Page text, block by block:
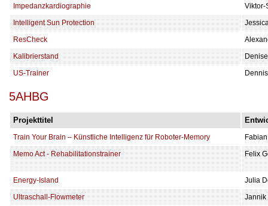
Impedanzkardiographie
Viktor-
Intelligent Sun Protection
ResCheck
Kalibrierstand
US-Trainer
5AHBG
Projekttitel
Train Your Brain – Künstliche Intelligenz für Roboter-Memory
Memo Act - Rehabilitationstrainer
Felix
Energy-Island
Julia
Ultraschall-Flowmeter
Jannik